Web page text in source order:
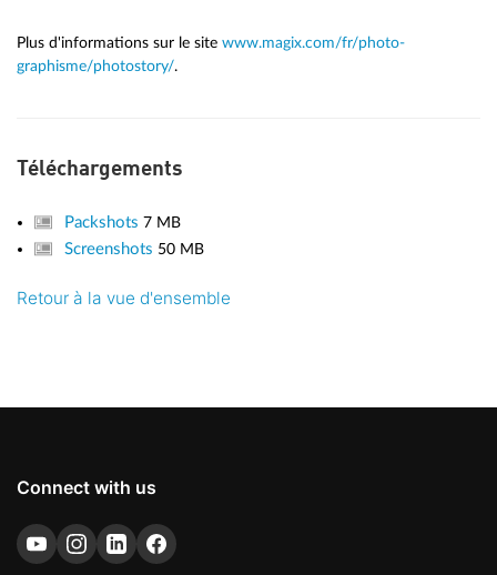
Plus d'informations sur le site www.magix.com/fr/photo-
graphisme/photostory/.
Téléchargements
Packshots7 MB
Screenshots 50 MB
Retour à la vue d'ensemble
Connect with us